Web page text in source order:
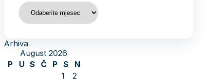
Arhiva
Arhiva
August 2026
P
U S Č P S
N
1
2